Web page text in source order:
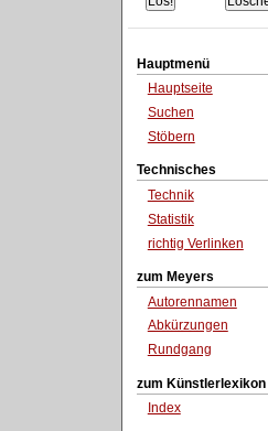
Hauptmenü
Hauptseite
Suchen
Stöbern
Technisches
Technik
Statistik
richtig Verlinken
zum Meyers
Autorennamen
Abkürzungen
Rundgang
zum Künstlerlexikon
Index